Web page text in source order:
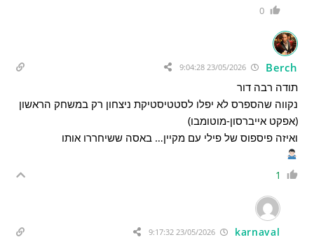
0
Berch
תודה רבה דור
נקווה שהספרס לא יפלו לסטטיסטיקת ניצחון רק במשחק הראשון
(אפקט אייברסון-מוטומבו)
ואיזה פיספוס של פילי עם מקיין… באסה ששיחררו אותו
1
karnaval
23/05/2026 9:17:32